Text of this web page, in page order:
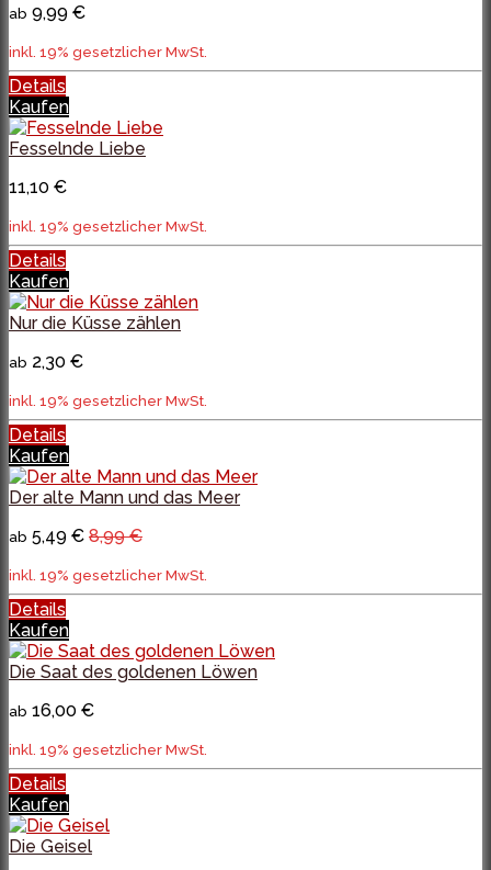
ab 9,99 €
inkl. 19% gesetzlicher MwSt.
Details
Kaufen
Fesselnde Liebe
11,10 €
inkl. 19% gesetzlicher MwSt.
Details
Kaufen
Nur die Küsse zählen
ab 2,30 €
inkl. 19% gesetzlicher MwSt.
Details
Kaufen
Der alte Mann und das Meer
ab 5,49 € 8,99 €
inkl. 19% gesetzlicher MwSt.
Details
Kaufen
Die Saat des goldenen Löwen
ab 16,00 €
inkl. 19% gesetzlicher MwSt.
Details
Kaufen
Die Geisel